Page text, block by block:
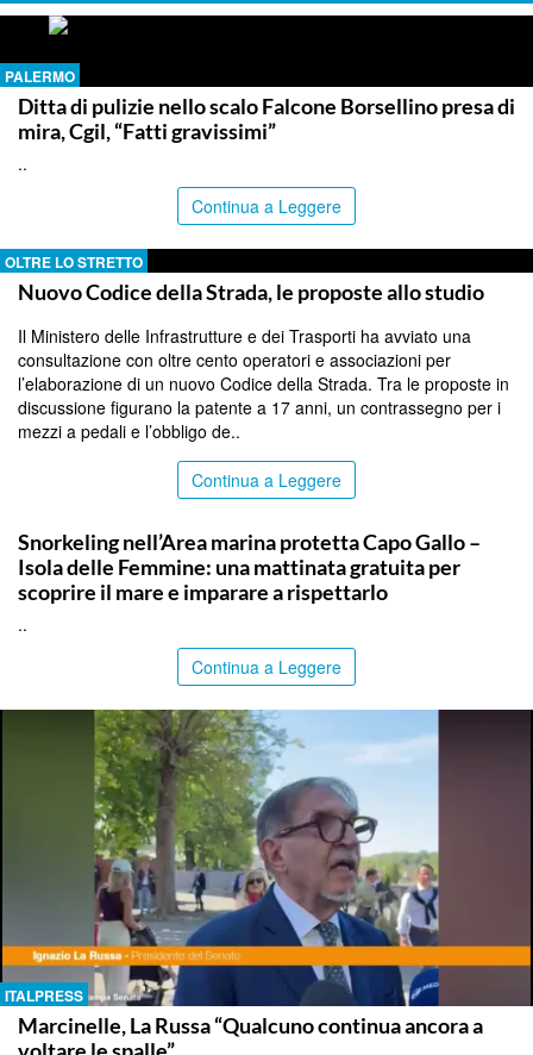
PALERMO
Ditta di pulizie nello scalo Falcone Borsellino presa di
mira, Cgil, “Fatti gravissimi”
..
Continua a Leggere
OLTRE LO STRETTO
Nuovo Codice della Strada, le proposte allo studio
Il Ministero delle Infrastrutture e dei Trasporti ha avviato una
consultazione con oltre cento operatori e associazioni per
l’elaborazione di un nuovo Codice della Strada. Tra le proposte in
discussione figurano la patente a 17 anni, un contrassegno per i
mezzi a pedali e l’obbligo de..
Continua a Leggere
Snorkeling nell’Area marina protetta Capo Gallo –
Isola delle Femmine: una mattinata gratuita per
scoprire il mare e imparare a rispettarlo
..
Continua a Leggere
ITALPRESS
Marcinelle, La Russa “Qualcuno continua ancora a